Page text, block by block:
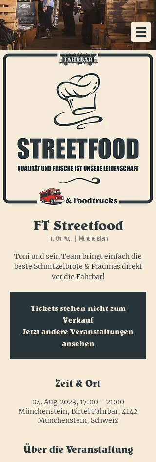
KOSTENLOSE HEIMLIEFERUNG AB EINER
BESTELLUNG VON 48x FLASCHEN
FT Streetfood
Fr., 04. Aug.
  |
Münchenstein
Toni und sein Team bringt einfach die
beste Schnitzelbrote & Piadinas direkt
vor die Fahrbar!
Tickets stehen nicht zum
Verkauf
Jetzt andere Veranstaltungen
ansehen
Zeit & Ort
04. Aug. 2023, 17:00 – 21:00
Münchenstein, Birtel Fahrbar, 4142
Münchenstein, Schweiz
Über die Veranstaltung